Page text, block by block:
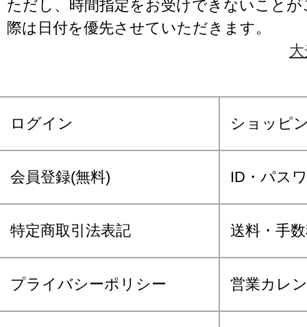
ただし、時間指定をお受けできないこと
際は日付を優先させていただきます。
ログイン ショッピ
会員登録(無料) ID・パス
特定商取引法表記 送料・手
プライバシーポリシー 営業カレ